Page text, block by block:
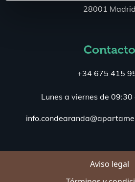
28001 Madrid
Contacto
+34 675 415
Lunes a viernes de
Aviso legal